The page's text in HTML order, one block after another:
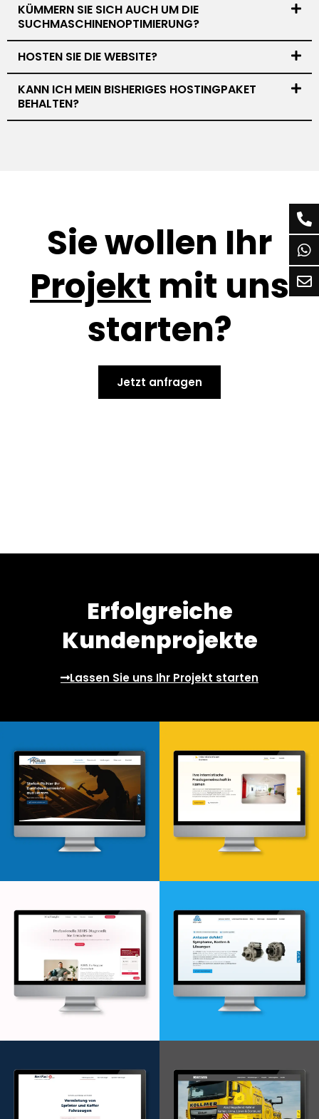
KÜMMERN SIE SICH AUCH UM DIE
SUCHMASCHINENOPTIMIERUNG?
HOSTEN SIE DIE WEBSITE?
KANN ICH MEIN BISHERIGES HOSTINGPAKET
BEHALTEN?
Sie wollen Ihr
Projekt mit uns
starten?
Jetzt anfragen
Erfolgreiche
Kundenprojekte
Lassen Sie uns Ihr Projekt starten
Webdesign & -entwicklung Webdesign & -entwicklung
Webdesign & -entwicklung Webdesign & -entwicklung